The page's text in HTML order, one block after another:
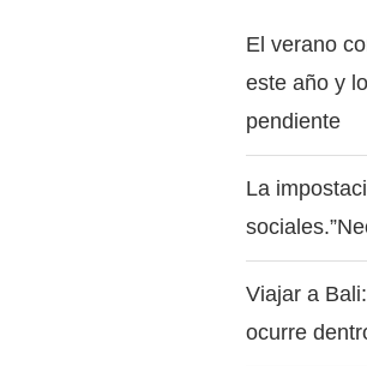
El verano
este año y
pendiente
La
Viajar a
ocurre